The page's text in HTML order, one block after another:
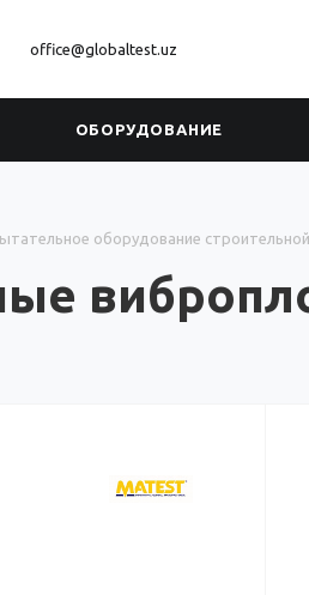
office@globaltest.uz
ОБОРУДОВАНИЕ
оборудование